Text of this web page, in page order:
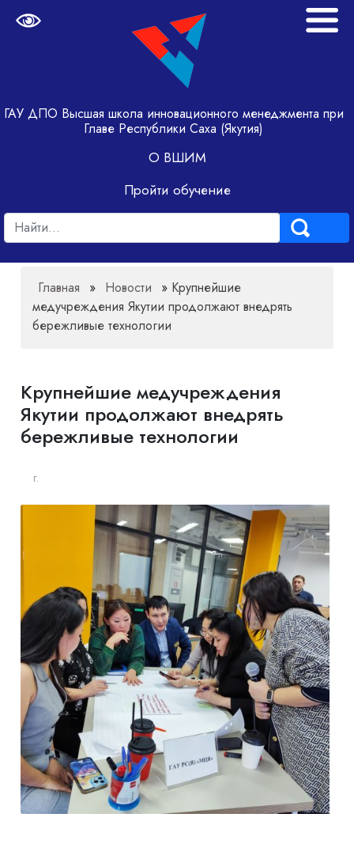
ГАУ ДПО Высшая школа инновационного менеджмента при
Главе Республики Саха (Якутия)
О ВШИМ
Пройти обучение
Главная » Новости » Крупнейшие
медучреждения Якутии продолжают внедрять
бережливые технологии
Крупнейшие медучреждения
Якутии продолжают внедрять
бережливые технологии
г.